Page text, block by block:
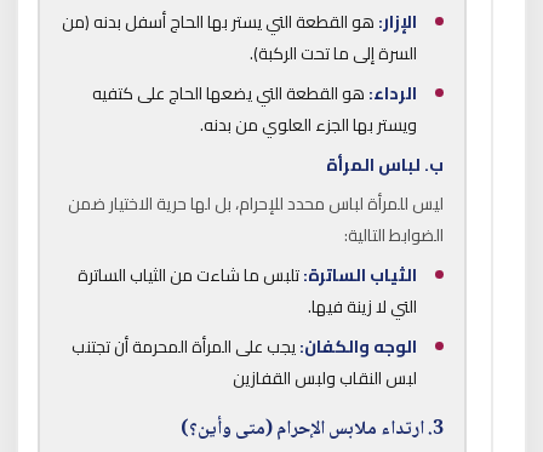
الإزار:هو القطعة التي يستر بها الحاج أسفل بدنه (من
السرة إلى ما تحت الركبة).
الرداء:هو القطعة التي يضعها الحاج على كتفيه
ويستر بها الجزء العلوي من بدنه.
ب. لباس المرأة
ليس للمرأة لباس محدد للإحرام، بل لها حرية الاختيار ضمن
الضوابط التالية:
الثياب الساترة:تلبس ما شاءت من الثياب الساترة
التي لا زينة فيها.
الوجه والكفان:يجب على المرأة المحرمة أن تجتنب
لبس النقاب ولبس القفازين
3. ارتداء ملابس الإحرام (متى وأين؟)